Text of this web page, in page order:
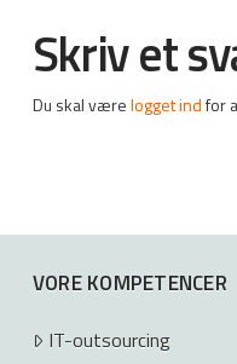
Skriv et
Du skal værelogget indfor
VORE KOMPETENCER
IT-outsourcing